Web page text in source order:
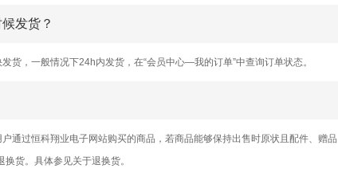
发货？
货，一般情况下24h内发货，在“会员中心—我的订单”中查询订单状态。
通过恒科翔业电子网站购买的商品，若商品能够保持出售时原状且配件、赠
货。具体参见关于退换货。